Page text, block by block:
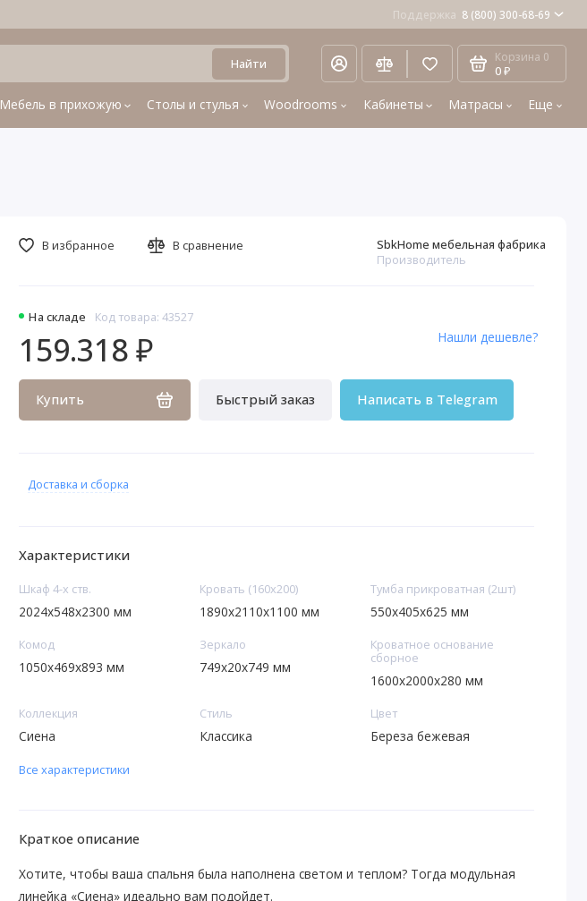
Поддержка 8 (800) 300-68-69
Найти Корзина 0
0 ₽
Мебель в прихожую Столы и стулья Woodrooms Кабинеты Матрасы Еще
На складе Код товара: 43527
SbkHome мебельная фабрика
Производитель
159.318 ₽
Купить Быстрый заказ Написать в Telegram
Нашли дешевле?
В избранное В сравнение
Доставка и сборка
Характеристики
Шкаф 4-х ств.
2024х548х2300 мм
Кровать (160х200)
1890x2110x1100 мм
Тумба прикроватная (2шт)
550х405х625 мм
Комод
1050х469х893 мм
Зеркало
749х20х749 мм
Кроватное основание
сборное
1600х2000х280 мм
Коллекция
Сиена
Стиль
Классика
Цвет
Береза бежевая
Все характеристики
Краткое описание
Хотите, чтобы ваша спальня была наполнена светом и теплом? Тогда модульная
линейка «Сиена» идеально вам подойдет.